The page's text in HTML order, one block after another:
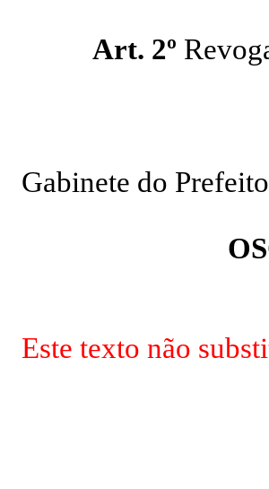
Art. 2º
Gabinete do
Este texto não